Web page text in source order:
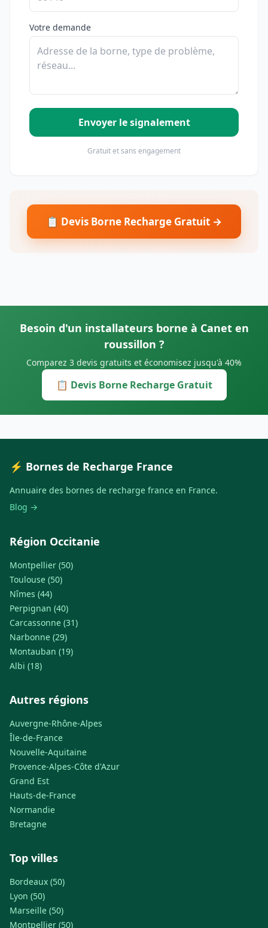
Votre demande
Envoyer le signalement
Gratuit et sans engagement
📋 Devis Borne Recharge Gratuit →
Besoin d'un installateurs borne à Canet en
roussillon ?
Comparez 3 devis gratuits et économisez jusqu'à 40%
📋 Devis Borne Recharge Gratuit
⚡ Bornes de Recharge France
Annuaire des bornes de recharge france en France.
Blog →
Région Occitanie
Montpellier (50)
Toulouse (50)
Nîmes (44)
Perpignan (40)
Carcassonne (31)
Narbonne (29)
Montauban (19)
Albi (18)
Autres régions
Auvergne-Rhône-Alpes
Île-de-France
Nouvelle-Aquitaine
Provence-Alpes-Côte d'Azur
Grand Est
Hauts-de-France
Normandie
Bretagne
Top villes
Bordeaux (50)
Lyon (50)
Marseille (50)
Montpellier (50)